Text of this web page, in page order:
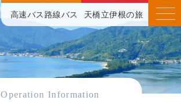
高速バス 路線バス 天橋立伊根の旅
Operation Information